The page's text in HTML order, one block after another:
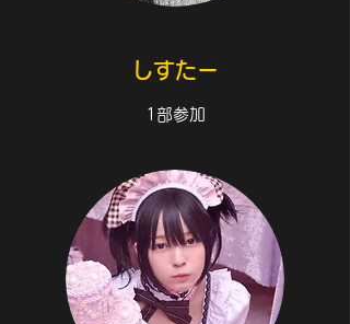
しすたー
1部参加